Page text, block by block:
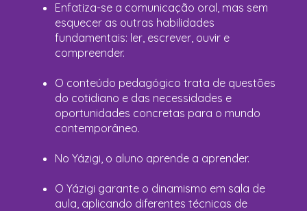
Enfatiza-se a comunicação oral, mas sem
esquecer as outras habilidades
fundamentais: ler, escrever, ouvir e
compreender.
O conteúdo pedagógico trata de questões
do cotidiano e das necessidades e
oportunidades concretas para o mundo
contemporâneo.
No Yázigi, o aluno aprende a aprender.
O Yázigi garante o dinamismo em sala de
aula, aplicando diferentes técnicas de